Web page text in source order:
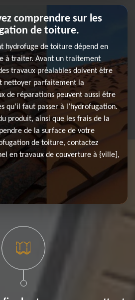
comprendre sur les
de toiture.
hydrofuge de toiture dépend en
à traiter. Avant un traitement
travaux préalables doivent être
nettoyer parfaitement la
de réparations peuvent aussi être
qu’il faut passer à l’hydrofugation.
produit, ainsi que les frais de la
de la surface de votre
de toiture, contactez
en travaux de couverture à {ville],